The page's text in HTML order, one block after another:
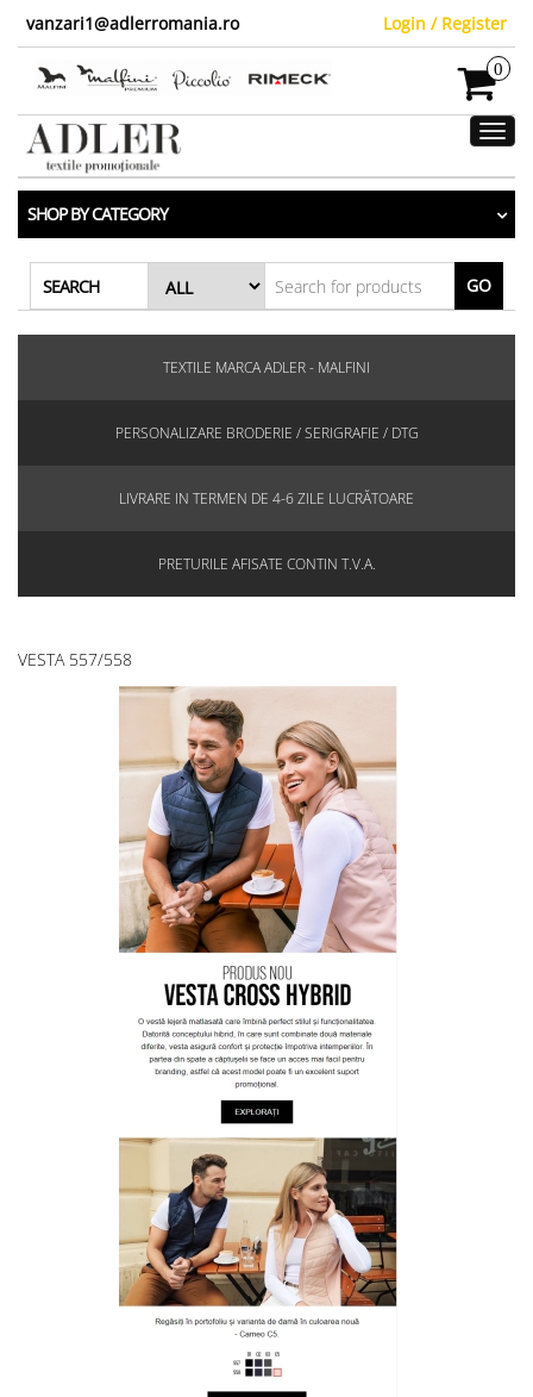
vanzari1@adlerromania.ro Login / Register
0
SHOP BY CATEGORY
SEARCH GO
TEXTILE MARCA ADLER - MALFINI
PERSONALIZARE BRODERIE / SERIGRAFIE / DTG
LIVRARE IN TERMEN DE 4-6 ZILE LUCRĂTOARE
PRETURILE AFISATE CONTIN T.V.A.
VESTA 557/558